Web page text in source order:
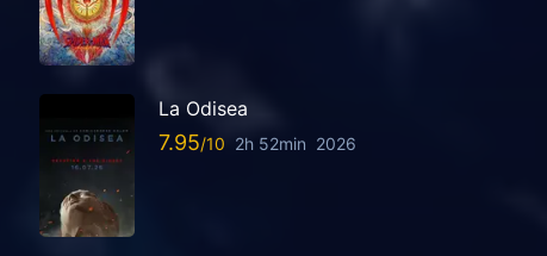
La Odisea
7.95 2h 52min 2026